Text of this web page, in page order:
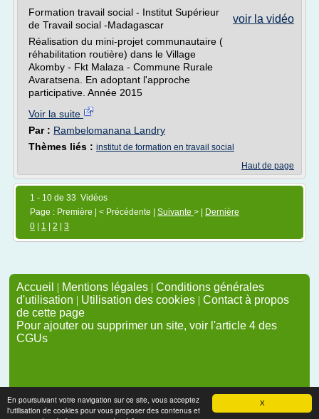
X
En poursuivant votre navigation sur ce site, vous acceptez
l'utilisation de cookies pour vous proposer des contenus et
voir la vidéo
Formation travail social - Institut Supérieur
de Travail social -Madagascar
Réalisation du mini-projet communautaire (
réhabilitation routière) dans le Village
Akomby - Fkt Malaza - Commune Rurale
Avaratsena. En adoptant l'approche
participative. Année 2015
Voir la suite
Par : Rambelomanana Landry
Thèmes liés : institut de formation en travail social
Haut de page
1 - 10 de 33 Vidéos
Page : Première | < Précédente | Suivante > |
Dernière
0
1 2 3
Accueil | Mentions légales | Conditions générales
d'utilisation | Utilisation des cookies | Contact à propos
de cette page
Pour ajouter ou supprimer un site, voir l'article 4 des
CGUs